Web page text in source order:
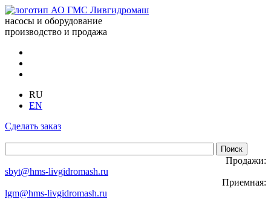
насосы и оборудование
производство и продажа
RU
EN
Сделать заказ
Продажи:
sbyt@hms-livgidromash.ru
Приемная:
lgm@hms-livgidromash.ru